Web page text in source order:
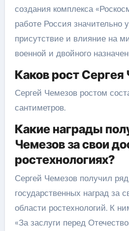
создания комплекса
работе Россия значительно
присутствие и влияние на
военной и двойного
Каков рост Сергея
Сергей Чемезов ростом
сантиметров.
Какие награды
Чемезов за свои
ростехнологиях?
Сергей Чемезов получил
государственных наград за
области ростехнологий. К
«За заслуги перед